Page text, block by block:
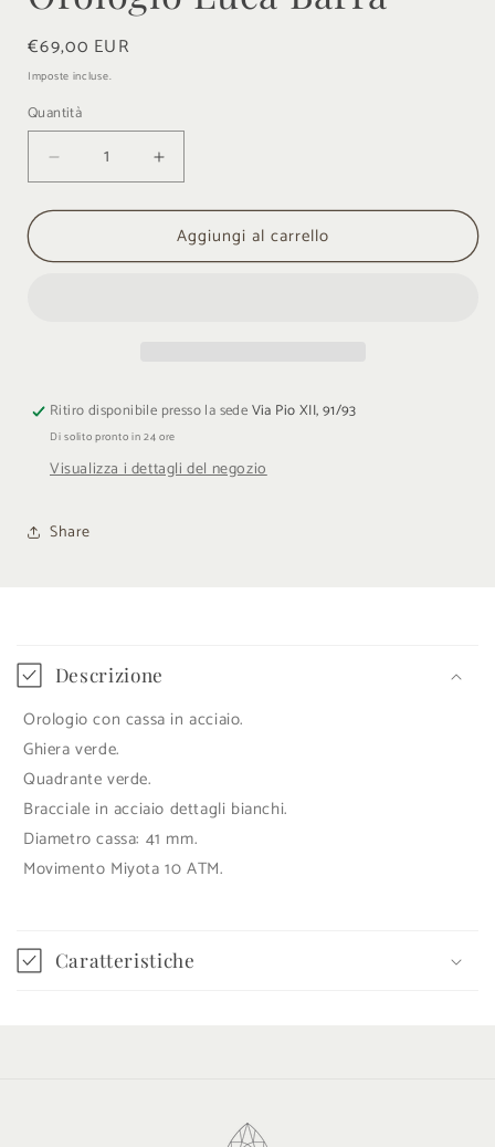
Prezzo
di
listino
€69,00 EUR
Imposte incluse.
Quantità
Quantità
Diminuisci
quantità
per
Luca
Aumenta
quantità
per
Orologio
Luca
Aggiungi al carrello
Ritiro disponibile presso la sedeVia Pio XII, 91/93
Di solito pronto in 24 ore
Visualizza i dettagli del negozio
Share
o
n
t
e
n
u
t
o
m
Descrizione
Orologio con cassa in acciaio.
Ghiera verde.
Quadrante verde.
Bracciale in acciaio dettagli bianchi.
Diametro cassa: 41 mm.
Movimento Miyota 10 ATM.
Caratteristiche